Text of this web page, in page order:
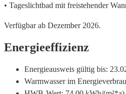
• Tageslichtbad mit freistehender
Verfügbar ab Dezember 2026.
Energieeffizienz
Energieausweis gültig bis:
Warmwasser im